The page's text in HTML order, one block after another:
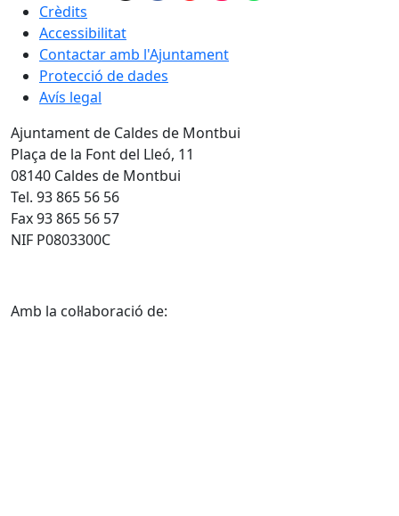
Crèdits
Accessibilitat
Contactar amb l'Ajuntament
Protecció de dades
Avís legal
Ajuntament de Caldes de Montbui
Plaça de la Font del Lleó, 11
08140 Caldes de Montbui
Tel. 93 865 56 56
Fax 93 865 56 57
NIF P0803300C
Amb la col·laboració de: